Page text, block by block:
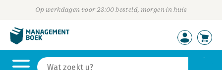
Op werkdagen voor 23:00 besteld, morgen in huis